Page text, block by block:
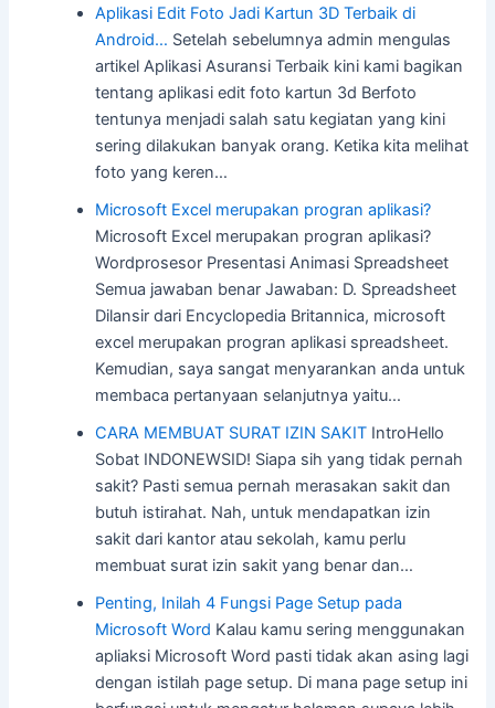
Aplikasi Edit Foto Jadi Kartun 3D Terbaik di
Android… Setelah sebelumnya admin mengulas
artikel Aplikasi Asuransi Terbaik kini kami bagikan
tentang aplikasi edit foto kartun 3d Berfoto
tentunya menjadi salah satu kegiatan yang kini
sering dilakukan banyak orang. Ketika kita melihat
foto yang keren…
Microsoft Excel merupakan progran aplikasi?
Microsoft Excel merupakan progran aplikasi?
Wordprosesor Presentasi Animasi Spreadsheet
Semua jawaban benar Jawaban: D. Spreadsheet
Dilansir dari Encyclopedia Britannica, microsoft
excel merupakan progran aplikasi spreadsheet.
Kemudian, saya sangat menyarankan anda untuk
membaca pertanyaan selanjutnya yaitu…
CARA MEMBUAT SURAT IZIN SAKIT IntroHello
Sobat INDONEWSID! Siapa sih yang tidak pernah
sakit? Pasti semua pernah merasakan sakit dan
butuh istirahat. Nah, untuk mendapatkan izin
sakit dari kantor atau sekolah, kamu perlu
membuat surat izin sakit yang benar dan…
Penting, Inilah 4 Fungsi Page Setup pada
Microsoft Word Kalau kamu sering menggunakan
apliaksi Microsoft Word pasti tidak akan asing lagi
dengan istilah page setup. Di mana page setup ini